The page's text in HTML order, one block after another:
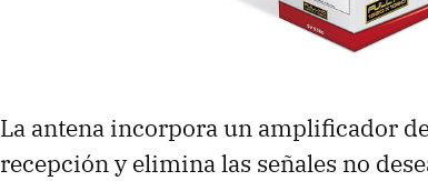
La antena incorpora un amplificador
recepción y elimina las señales no